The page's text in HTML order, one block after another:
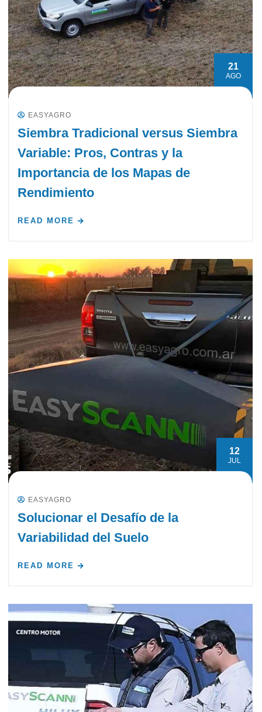
21
AGO
EASYAGRO
Siembra Tradicional versus Siembra
Variable: Pros, Contras y la
Importancia de los Mapas de
Rendimiento
READ MORE
12
JUL
EASYAGRO
Solucionar el Desafío de la
Variabilidad del Suelo
READ MORE